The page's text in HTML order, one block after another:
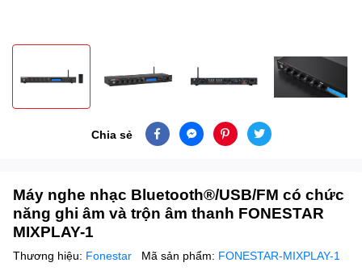
Chia sẻ
Máy nghe nhạc Bluetooth®/USB/FM có chức
năng ghi âm và trộn âm thanh FONESTAR
MIXPLAY-1
Thương hiệu: Fonestar Mã sản phẩm: FONESTAR-MIXPLAY-1